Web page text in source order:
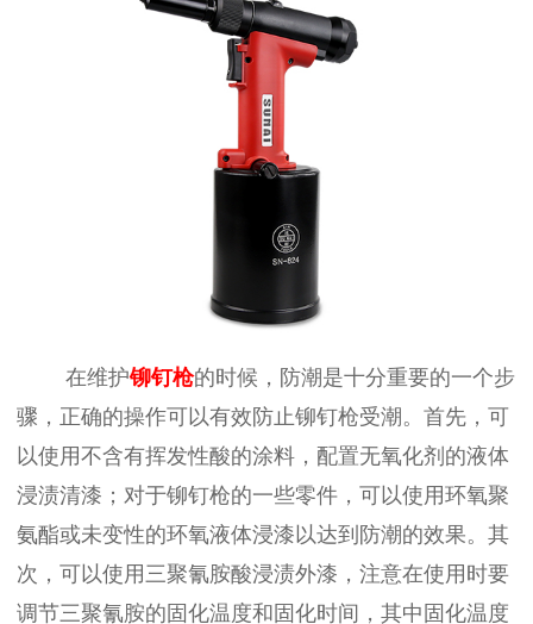
在维护铆钉枪的时候，防潮是十分重要的一个步
骤，正确的操作可以有效防止铆钉枪受潮。首先，可
以使用不含有挥发性酸的涂料，配置无氧化剂的液体
浸渍清漆；对于铆钉枪的一些零件，可以使用环氧聚
氨酯或未变性的环氧液体浸漆以达到防潮的效果。其
次，可以使用三聚氰胺酸浸渍外漆，注意在使用时要
调节三聚氰胺的固化温度和固化时间，其中固化温度